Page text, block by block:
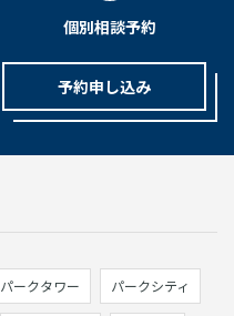
個別相談予約
予約申し込み
パークタワー パークシティ